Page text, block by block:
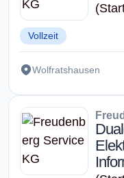
Vollzeit
Wolfratshausen